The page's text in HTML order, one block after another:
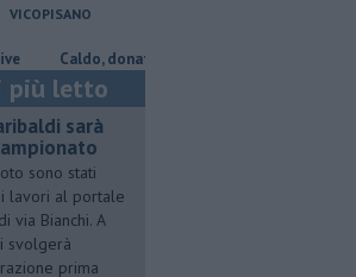
VICOPISANO
donati ventilatori e acqua al Don Bosco
più letto
sarà
sono stati
lavori al portale
via Bianchi. A
svolgerà
prima